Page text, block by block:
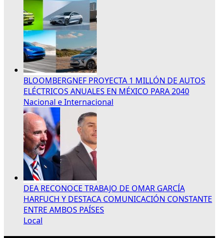
BLOOMBERGNEF PROYECTA 1 MILLÓN DE AUTOS
ELÉCTRICOS ANUALES EN MÉXICO PARA 2040
Nacional e Internacional
DEA RECONOCE TRABAJO DE OMAR GARCÍA
HARFUCH Y DESTACA COMUNICACIÓN CONSTANTE
ENTRE AMBOS PAÍSES
Local